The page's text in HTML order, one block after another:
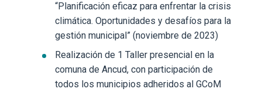
“Planificación eficaz para enfrentar la crisis
climática. Oportunidades y desafíos para la
gestión municipal” (noviembre de 2023)
Realización de 1 Taller presencial en la
comuna de Ancud, con participación de
todos los municipios adheridos al GCoM